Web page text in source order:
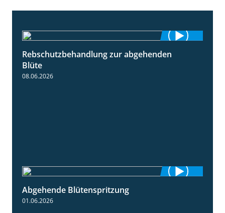
3:06
Rebschutzbehandlung zur abgehenden
Blüte
08.06.2026
Abgehende Blütenspritzung
01.06.2026